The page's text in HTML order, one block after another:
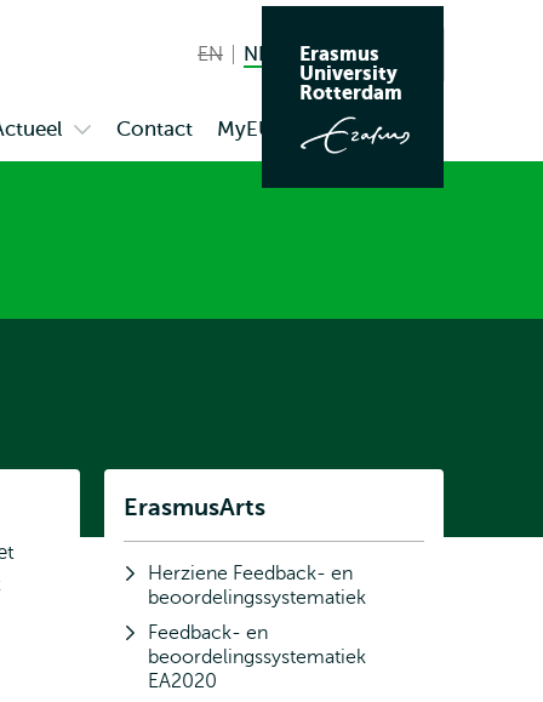
naar
taal
EN English not available
NL Nederlands huidige taal
Zoeken
Erasmus
University
Rotterdam
Contact MyEUR
Opent
extern
Subnavigatie
ErasmusArts
Herziene Feedback- en
beoordelingssystematiek
Feedback- en
beoordelingssystematiek
EA2020